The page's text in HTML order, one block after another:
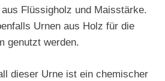
Flüssigholz und Maisstärke.
Urnen aus Holz für die
genutzt werden.
dieser Urne ist ein chemischer